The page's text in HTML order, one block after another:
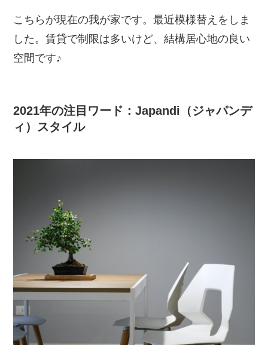
こちらが現在の我が家です。最近模様替えをしま
した。賃貸で制限は多いけど、結構居心地の良い
空間です♪
2021年の注目ワード：Japandi（ジャパンデ
ィ）スタイル